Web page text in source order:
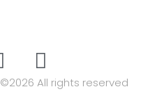
©2026 All rights reserved